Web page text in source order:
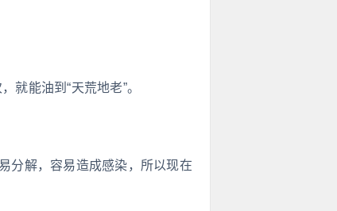
就能油到“天荒地老”。
分解，容易造成感染，所以现在